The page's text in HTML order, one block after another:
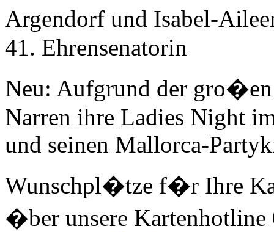
Argendorf und Isabel-
41. Ehrensenatorin
Neu: Aufgrund der
Narren ihre Ladies Night
und seinen Mallorca-
Wunschpl�tze f�r Ihre
�ber unsere Kartenhotline